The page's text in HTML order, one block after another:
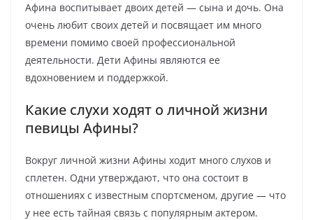
Афина воспитывает двоих детей — сына и дочь. Она
очень любит своих детей и посвящает им много
времени помимо своей профессиональной
деятельности. Дети Афины являются ее
вдохновением и поддержкой.
Какие слухи ходят о личной жизни
певицы Афины?
Вокруг личной жизни Афины ходит много слухов и
сплетен. Одни утверждают, что она состоит в
отношениях с известным спортсменом, другие — что
у нее есть тайная связь с популярным актером.